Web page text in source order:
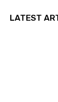
LATEST